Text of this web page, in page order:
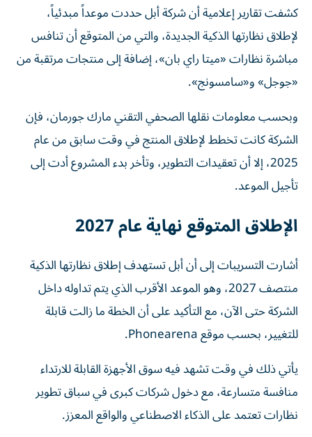
كشفت تقارير إعلامية أن شركة أبل حددت موعداً مبدئياً،
لإطلاق نظارتها الذكية الجديدة، والتي من المتوقع أن تنافس
مباشرة نظارات «ميتا راي بان»، إضافة إلى منتجات مرتقبة من
«جوجل» و«سامسونج».
وبحسب معلومات نقلها الصحفي التقني مارك جورمان، فإن
الشركة كانت تخطط لإطلاق المنتج في وقت سابق من عام
2025، إلا أن تعقيدات التطوير، وتأخر بدء المشروع أدت إلى
تأجيل الموعد.
الإطلاق المتوقع نهاية عام 2027
أشارت التسريبات إلى أن أبل تستهدف إطلاق نظارتها الذكية
منتصف 2027، وهو الموعد الأقرب الذي يتم تداوله داخل
الشركة حتى الآن، مع التأكيد على أن الخطة ما زالت قابلة
للتغيير، بحسب موقع Phonearena.
يأتي ذلك في وقت تشهد فيه سوق الأجهزة القابلة للارتداء
منافسة متسارعة، مع دخول شركات كبرى في سباق تطوير
نظارات تعتمد على الذكاء الاصطناعي والواقع المعزز.